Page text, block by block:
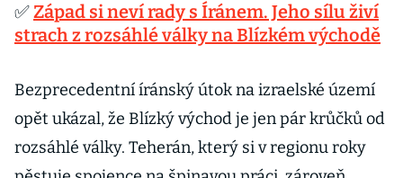
✅Západ si neví rady s Íránem. Jeho sílu živí
strach z rozsáhlé války na Blízkém východě
Bezprecedentní íránský útok na izraelské území
opět ukázal, že Blízký východ je jen pár krůčků od
rozsáhlé války. Teherán, který si v regionu roky